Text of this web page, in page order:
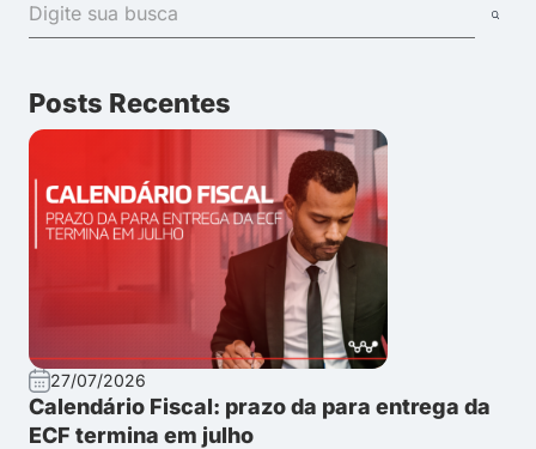
Posts Recentes
27/07/2026
Calendário Fiscal: prazo da para entrega da
ECF termina em julho